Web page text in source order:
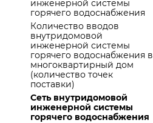
инженерной системы
горячего водоснабжения
Количество вводов
внутридомовой
инженерной системы
горячего водоснабжения в
многоквартирный дом
(количество точек
поставки)
Сеть внутридомовой
инженерной системы
горячего водоснабжения